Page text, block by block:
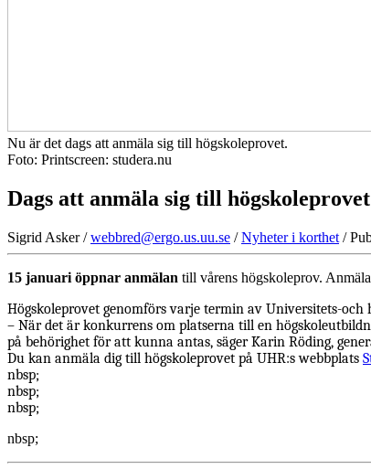
Nu är det dags att anmäla sig till högskoleprovet.
Foto: Printscreen: studera.nu
Dags att anmäla sig till högskoleprovet
Sigrid Asker /webbred@ergo.us.uu.se /Nyheter i korthet /
15 januari öppnar anmälan till vårens högskoleprov.
Högskoleprovet genomförs varje termin av Universitets-och
– När det är konkurrens om platserna till en
på behörighet för att kunna antas, säger Karin Röding,
Du kan anmäla dig till högskoleprovet på UHR:s webbplats
nbsp;
nbsp;
nbsp;
nbsp;